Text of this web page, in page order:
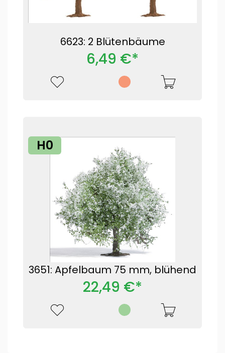
6623: 2 Blütenbäume
6,49 €*
H0
3651: Apfelbaum 75 mm, blühend
22,49 €*